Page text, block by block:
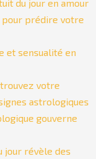
du jour en amour
pour prédire votre
et sensualité en
votre
astrologiques
gouverne
jour révèle des